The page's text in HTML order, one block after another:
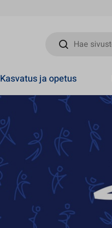
Hae sivustolta
Kasvatus ja opetus